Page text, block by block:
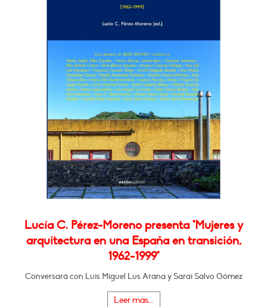
Lucía C. Pérez-Moreno presenta "Mujeres y
arquitectura en una España en transición,
1962-1999"
Conversará con Luis Miguel Lus Arana y Sarai Salvo Gómez
Leer más...